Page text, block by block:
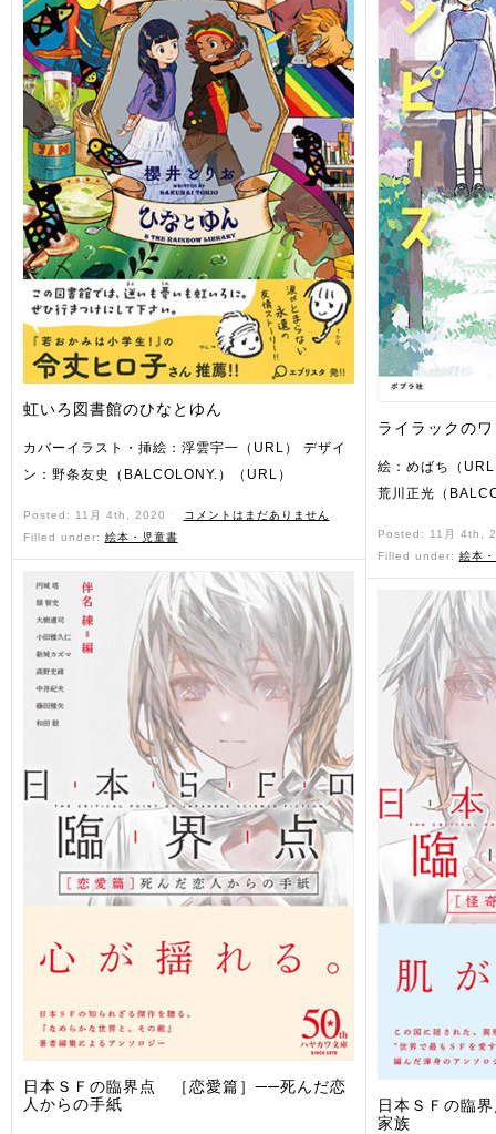
虹いろ図書館のひなとゆん
カバーイラスト・挿絵：浮雲宇一（URL） デザイ
ン：野条友史（BALCOLONY.）（URL）
Posted: 11月 4th, 2020 ˑ
コメントはまだありません
Filled under: 絵本・児童書
日本ＳＦの臨界点 ［恋愛篇］──死んだ恋
人からの手紙
ライラックの
絵：めばち（
荒川正光（
Posted: 11月 4th,
Filled under: 絵本
日本ＳＦの臨
家族